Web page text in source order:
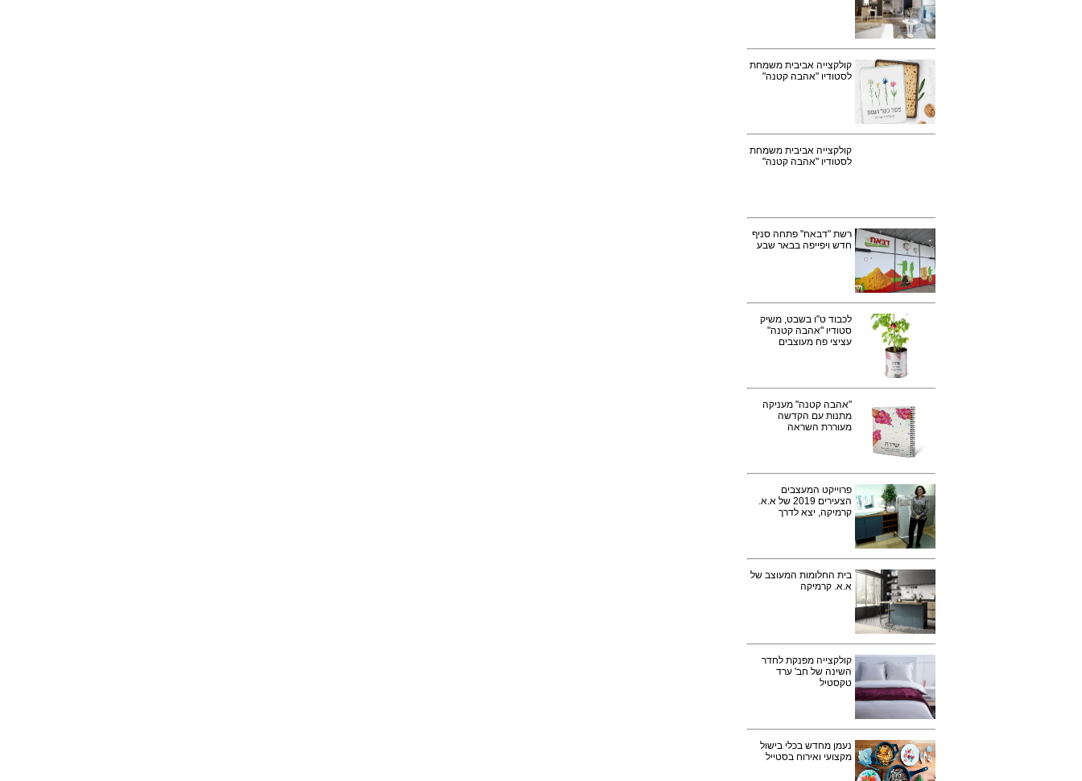
קולקצייה אביבית משמחת
לסטודיו "אהבה קטנה"
קולקצייה אביבית משמחת
לסטודיו "אהבה קטנה"
רשת "דבאח" פתחה סניף
חדש ויפייפה בבאר שבע
לכבוד ט"ו בשבט, משיק
סטודיו "אהבה קטנה"
עציצי פח מעוצבים
"אהבה קטנה" מעניקה
מתנות עם הקדשה
מעוררת השראה
פרוייקט המעצבים
הצעירים 2019 של א.א.
קרמיקה, יצא לדרך
בית החלומות המעוצב של
א.א. קרמיקה
קולקצייה מפנקת לחדר
השינה של חב' ערד
טקסטיל
נעמן מחדש בכלי בישול
מקצועי ואירוח בסטייל